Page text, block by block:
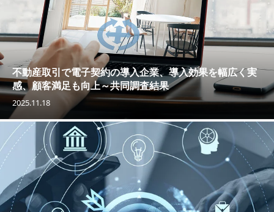
不動産取引で電子契約の導入企業、導入効果を幅広く実
感、顧客満足も向上～共同調査結果
2025.11.18